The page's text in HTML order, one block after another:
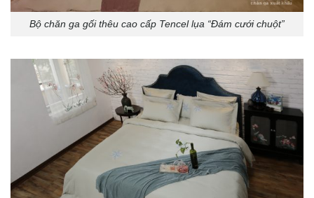
Bộ chăn ga gối thêu cao cấp Tencel lụa “Đám cưới chuột”